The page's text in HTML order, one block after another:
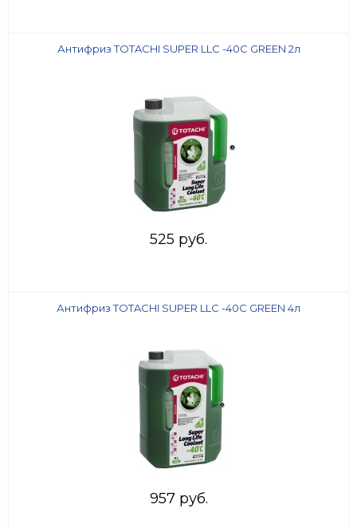
Антифриз TOTACHI SUPER LLC -40C GREEN 2л
525 руб.
Антифриз TOTACHI SUPER LLC -40C GREEN 4л
957 руб.